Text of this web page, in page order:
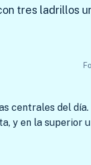
tres ladrillos
centrales del
y en la superior